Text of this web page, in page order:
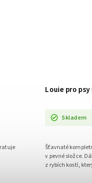
Louie pro
Skladem
Šťavnaté
v pevné složce.
z rybích kostí,